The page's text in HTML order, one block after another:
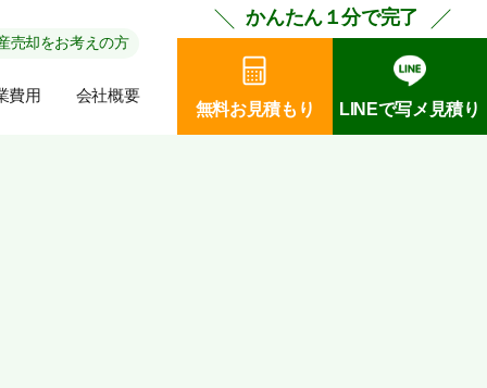
売却をお考えの方
費用 会社概要
かんたん１分で完了
無料お見積もり LINEで写メ見積り